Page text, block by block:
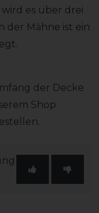
es über drei
der Mähne ist ein
der Decke
Shop